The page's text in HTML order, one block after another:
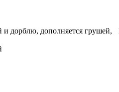
и дорблю, дополняется грушей,